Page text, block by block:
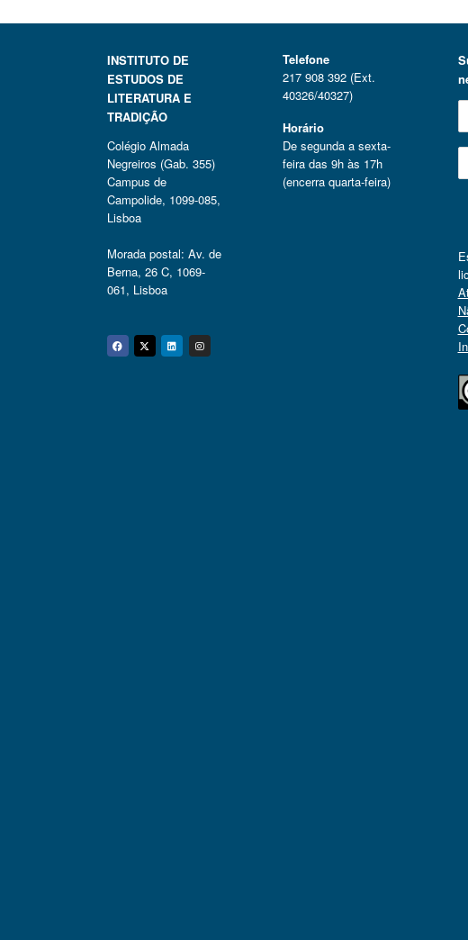
INSTITUTO DE
ESTUDOS DE
LITERATURA E
TRADIÇÃO
Colégio Almada
Negreiros (Gab. 355)
Campus de
Campolide, 1099-085,
Lisboa
Morada postal: Av. de
Berna, 26 C, 1069-
061, Lisboa
Facebook
Twitter
Linkedin
Instagram
Telefone
217 908 392 (Ext.
40326/40327)
Horário
De segunda a sexta-
feira das 9h às 17h
(encerra quarta-feira)